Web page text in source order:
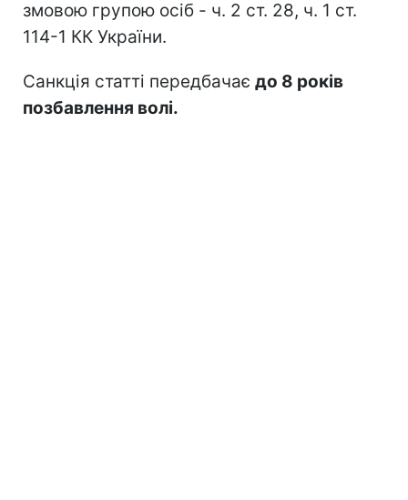
змовою групою осіб - ч. 2 ст. 28, ч. 1 ст.
114-1 КК України.
Санкція статті передбачає до 8 років
позбавлення волі.